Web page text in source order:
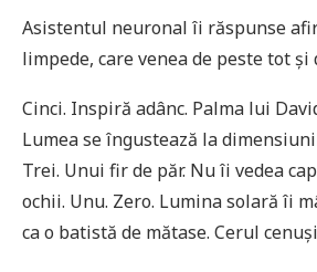
Asistentul neuronal îi răspunse
limpede, care venea de peste tot și
Cinci. Inspiră adânc. Palma lui
Lumea se îngustează la
Trei. Unui fir de păr. Nu îi vedea
ochii. Unu. Zero. Lumina solară îi
ca o batistă de mătase. Cerul